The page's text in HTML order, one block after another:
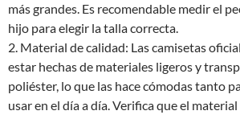
más grandes. Es recomendable medir el
hijo para elegir la talla correcta.
2. Material de calidad: Las camisetas
estar hechas de materiales ligeros y
poliéster, lo que las hace cómodas tanto
usar en el día a día. Verifica que el